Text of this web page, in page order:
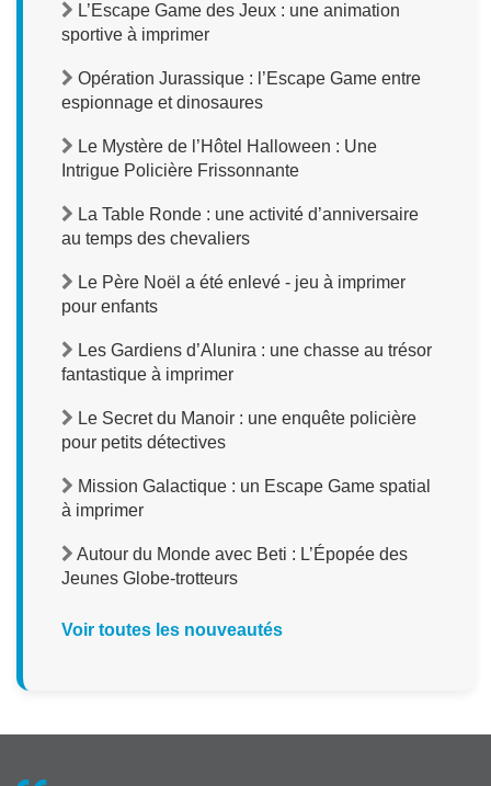
L’Escape Game des Jeux : une animation
sportive à imprimer
Opération Jurassique : l’Escape Game entre
espionnage et dinosaures
Le Mystère de l’Hôtel Halloween : Une
Intrigue Policière Frissonnante
La Table Ronde : une activité d’anniversaire
au temps des chevaliers
Le Père Noël a été enlevé - jeu à imprimer
pour enfants
Les Gardiens d’Alunira : une chasse au trésor
fantastique à imprimer
Le Secret du Manoir : une enquête policière
pour petits détectives
Mission Galactique : un Escape Game spatial
à imprimer
Autour du Monde avec Beti : L’Épopée des
Jeunes Globe-trotteurs
Voir toutes les nouveautés